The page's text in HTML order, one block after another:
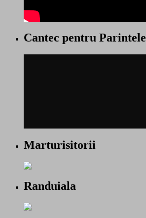
Cantec pentru Parintele
Marturisitorii
Randuiala